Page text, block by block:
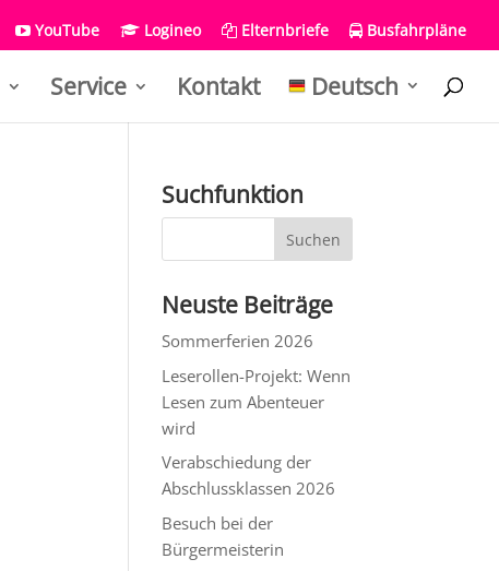
YouTube Logineo Elternbriefe Busfahrpläne
Service Kontakt Deutsch
Suchfunktion
Neuste Beiträge
Sommerferien 2026
Leserollen-Projekt: Wenn
Lesen zum Abenteuer
wird
Verabschiedung der
Abschlussklassen 2026
Besuch bei der
Bürgermeisterin